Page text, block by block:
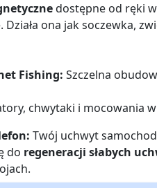
dostępne od ręki
ona jak soczewka,
Fishing: Szczelna
chwytaki i mocowania
Twój uchwyt
do regeneracji słabych